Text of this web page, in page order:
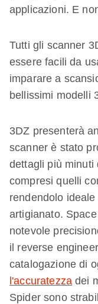
applicazioni. E
Tutti gli scanner
essere facili da
imparare a
bellissimi modelli
3DZ presenterà
scanner è stato
dettagli più minuti
compresi quelli
rendendolo
artigianato.
notevole
il reverse
catalogazione di
l'accuratezzadei
Spider sono